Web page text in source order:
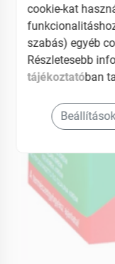
cookie-kat
szabás) egyéb
Részletesebb
tájékoztatóban